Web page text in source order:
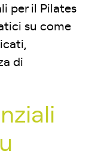
per il Pilates
su come
di